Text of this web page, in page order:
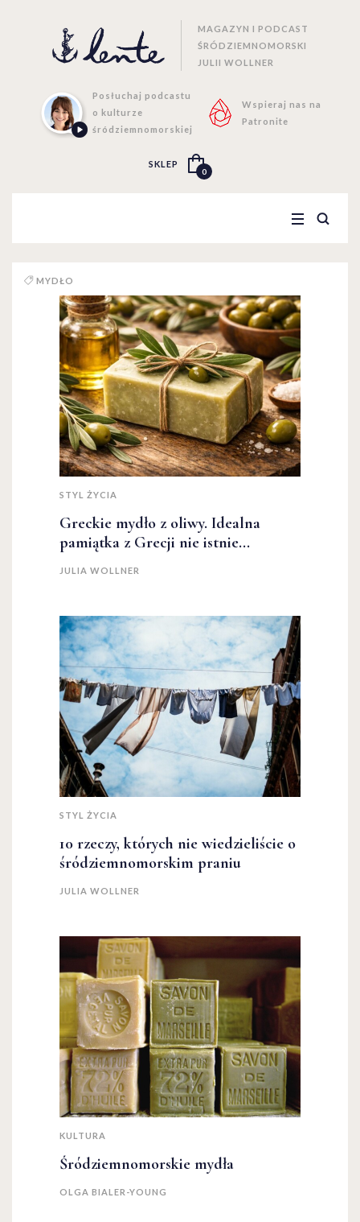
MAGAZYN I PODCAST
ŚRÓDZIEMNOMORSKI
JULII WOLLNER
Posłuchaj podcastu
o kulturze
śródziemnomorskiej
Wspieraj nas na
Patronite
SKLEP
0
MYDŁO
STYL ŻYCIA
Greckie mydło z oliwy. Idealna
pamiątka z Grecji nie istnie...
JULIA WOLLNER
STYL ŻYCIA
10 rzeczy, których nie wiedzieliście o
śródziemnomorskim praniu
JULIA WOLLNER
KULTURA
Śródziemnomorskie mydła
OLGA BIALER-YOUNG